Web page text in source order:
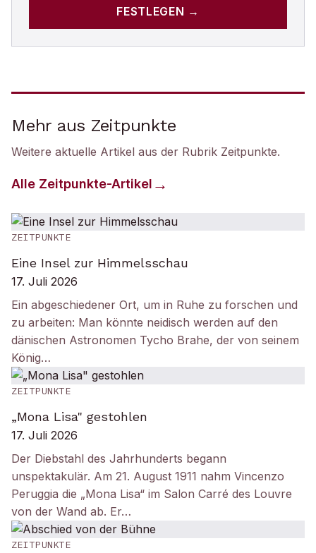
FESTLEGEN →
Mehr aus Zeitpunkte
Weitere aktuelle Artikel aus der Rubrik Zeitpunkte.
Alle Zeitpunkte-Artikel
ZEITPUNKTE
Eine Insel zur Himmelsschau
17. Juli 2026
Ein abgeschiedener Ort, um in Ruhe zu forschen und
zu arbeiten: Man könnte neidisch werden auf den
dänischen Astronomen Tycho Brahe, der von seinem
König…
ZEITPUNKTE
„Mona Lisa" gestohlen
17. Juli 2026
Der Diebstahl des Jahrhunderts begann
unspektakulär. Am 21. August 1911 nahm Vincenzo
Peruggia die „Mona Lisa“ im Salon Carré des Louvre
von der Wand ab. Er…
ZEITPUNKTE